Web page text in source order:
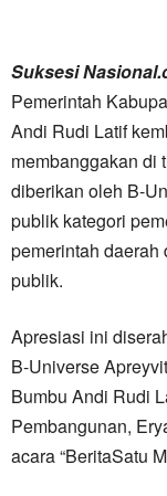
Suksesi
Pemerintah
Andi Rudi Latif
membanggakan di
diberikan oleh B-
publik kategori
pemerintah
publik.
Apresiasi ini
B-Universe
Bumbu Andi Rudi
Pembangunan,
acara “BeritaSatu